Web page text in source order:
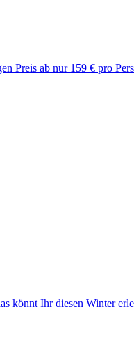
Preis ab nur 159 € pro
könnt Ihr diesen Winter